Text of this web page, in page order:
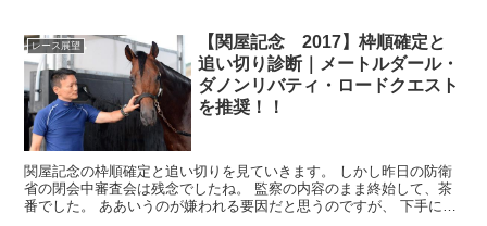
レース展望
【関屋記念 2017】枠順確定と
追い切り診断｜メートルダール・
ダノンリバティ・ロードクエスト
を推奨！！
関屋記念の枠順確定と追い切りを見ていきます。 しかし昨日の防衛
省の閉会中審査会は残念でしたね。 監察の内容のまま終始して、茶
番でした。 ああいうのが嫌われる要因だと思うのですが、 下手に回